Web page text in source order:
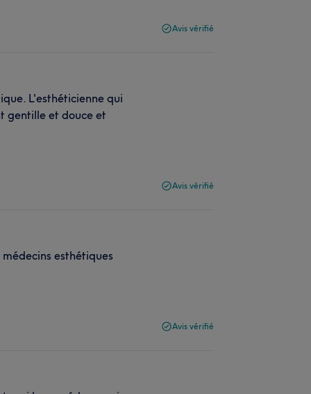
Avis vérifié
L'esthéticienne qui
gentille et douce et
Avis vérifié
esthétiques
Avis vérifié